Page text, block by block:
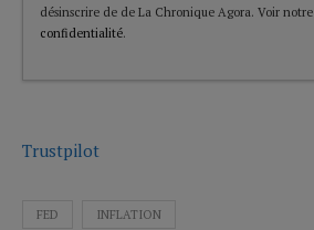
désinscrire de de La Chronique Agora. Voir notre
confidentialité.
Trustpilot
FED INFLATION